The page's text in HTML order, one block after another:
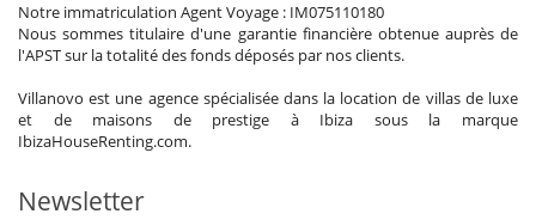
Notre immatriculation Agent Voyage : IM075110180
Nous sommes titulaire d'une garantie financière obtenue auprès de
l'APST sur la totalité des fonds déposés par nos clients.
Villanovo est une agence spécialisée dans la location de villas de luxe
et de maisons de prestige à Ibiza sous la marque
IbizaHouseRenting.com.
Newsletter